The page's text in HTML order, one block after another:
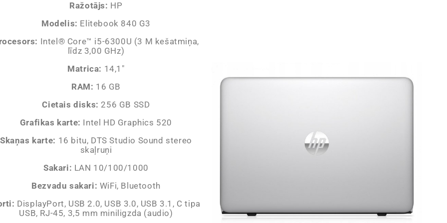
Ražotājs: HP
Modelis: Elitebook 840 G3
Intel® Core™ i5-6300U (3 M kešatmiņa,
līdz 3,00 GHz)
Matrica: 14,1″
RAM: 16 GB
Cietais disks: 256 GB SSD
Grafikas karte: Intel HD Graphics 520
Skaņas karte: 16 bitu, DTS Studio Sound stereo
skaļruņi
Sakari: LAN 10/100/1000
Bezvadu sakari: WiFi, Bluetooth
DisplayPort, USB 2.0, USB 3.0, USB 3.1, C tipa
USB, RJ-45, 3,5 mm miniligzda (audio)